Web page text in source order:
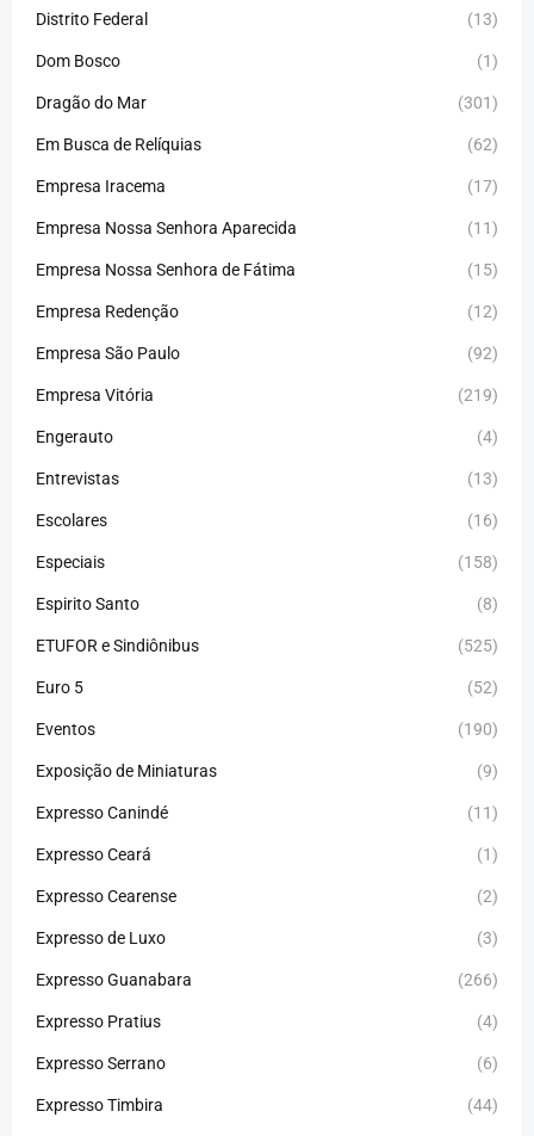
Distrito Federal (13)
Dom Bosco (1)
Dragão do Mar (301)
Em Busca de Relíquias (62)
Empresa Iracema (17)
Empresa Nossa Senhora Aparecida (11)
Empresa Nossa Senhora de Fátima (15)
Empresa Redenção (12)
Empresa São Paulo (92)
Empresa Vitória (219)
Engerauto (4)
Entrevistas (13)
Escolares (16)
Especiais (158)
Espirito Santo (8)
ETUFOR e Sindiônibus (525)
Euro 5 (52)
Eventos (190)
Exposição de Miniaturas (9)
Expresso Canindé (11)
Expresso Ceará (1)
Expresso Cearense (2)
Expresso de Luxo (3)
Expresso Guanabara (266)
Expresso Pratius (4)
Expresso Serrano (6)
Expresso Timbira (44)